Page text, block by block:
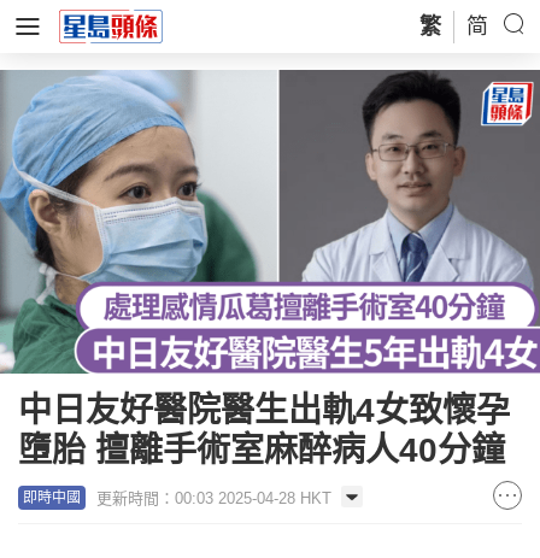
繁 简
中日友好醫院醫生出軌4女致懷孕
墮胎 擅離手術室麻醉病人40分鐘
即時中國 更新時間：00:03 2025-04-28 HKT